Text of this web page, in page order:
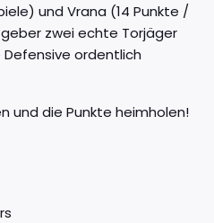
und Vrana (14 Punkte /
zwei echte Torjäger
ordentlich
und die Punkte heimholen!